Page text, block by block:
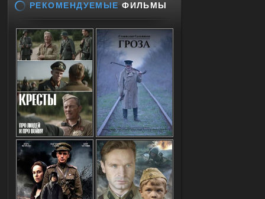
РЕКОМЕНДУЕМЫЕ ФИЛЬМЫ